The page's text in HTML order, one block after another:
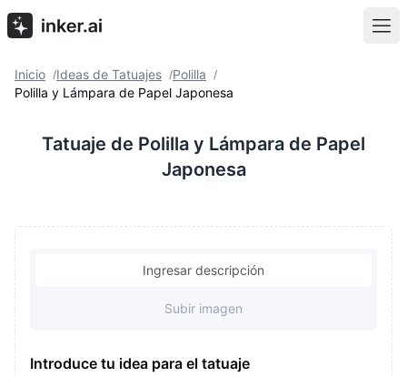
Inicio /Ideas de Tatuajes /Polilla /
Polilla y Lámpara de Papel Japonesa
Tatuaje de Polilla y Lámpara de Papel
Japonesa
Ingresar descripción
Subir imagen
Introduce tu idea para el tatuaje